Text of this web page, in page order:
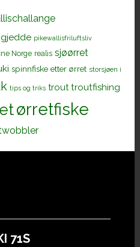
pikewallisfriluftsliv
Norge realis sjøørret
spinnfiske etter ørret storsjøen i
tips og triks trout troutfishing
ørretfiske
71S